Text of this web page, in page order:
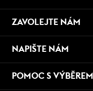
ZAVOLEJTE NÁM
NAPIŠTE NÁM
POMOC S VÝBĚREM